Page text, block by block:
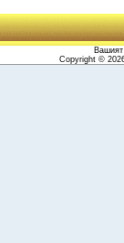
Copyright ©